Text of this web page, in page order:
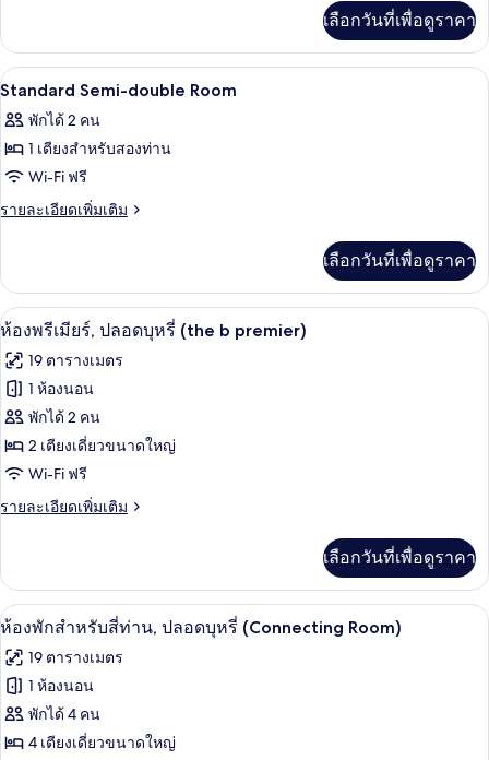
Non-
smoking
Semi-
double
เกี่ยว
กับ
Semi-
Room,
Non-
Semi-
double
เลือกวันที่เพื่อดูราคา
เปิด
ภาพถ่าย
ทั้งหมด
ของ
Standard
Room
โต๊ะทำงาน, ห้องเก็บเสียง, Wi-Fi ฟรี, ผ้
1
Standard Semi-double Room
พักได้ 2 คน
1 เตียงสำหรับสองท่าน
Wi-Fi ฟรี
รายละเอียดเพิ่มเติม
ราย
เกี่ยว
กับ
Standard
double
Room
เลือกวันที่เพื่อดูราคา
เปิด
ภาพถ่าย
ทั้งหมด
ของ
ห้อง
พรีเมียร์,
ปลอด
(the
b
premier)
โต๊ะทำงาน, ห้องเก็บเสียง, Wi-Fi ฟรี, ผ้
9
ห้องพรีเมียร์, ปลอดบุหรี่ (the b premier)
19 ตารางเมตร
1 ห้องนอน
พักได้ 2 คน
2 เตียงเดี่ยวขนาดใหญ่
Wi-Fi ฟรี
รายละเอียดเพิ่มเติม
ราย
เกี่ยว
กับ
ห้อง
ปลอด
บุหรี่
(the
b
premier)
เลือกวันที่เพื่อดูราคา
เปิด
ภาพถ่าย
ทั้งหมด
ของ
ห้อง
ห้องพักสำหรับสี่ท่าน, ปลอดบุหรี่
7
ห้องพักสำหรับสี่ท่าน, ปลอดบุหรี่ (Connecting Room)
19 ตารางเมตร
1 ห้องนอน
พักได้ 4 คน
4 เตียงเดี่ยวขนาดใหญ่